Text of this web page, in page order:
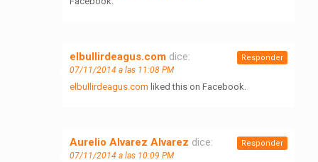
elbullirdeagus.com dice:
07/11/2014 a las 11:08 PM
elbullirdeagus.com liked this on Facebook.
Responder
Aurelio Alvarez Alvarez dice:
07/11/2014 a las 10:09 PM
Responder